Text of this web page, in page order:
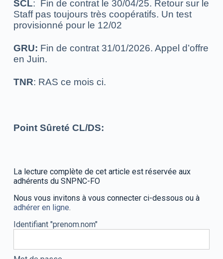
SCL: Fin de contrat le 30/04/25. Retour sur le
Staff pas toujours très coopératifs. Un test
provisionné pour le 12/02
GRU: Fin de contrat 31/01/2026. Appel d’offre
en Juin.
TNR: RAS ce mois ci.
Point Sûreté CL/DS:
La lecture complète de cet article est réservée aux
adhérents du SNPNC-FO
Nous vous invitons à vous connecter ci-dessous ou à
adhérer en ligne.
Identifiant "prenom.nom"